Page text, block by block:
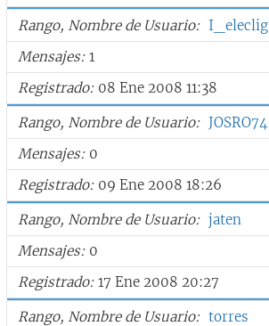
Rango, Nombre de Usuario
I_eleclig
Mensajes 1
Registrado 08 Ene 2008 11:38
Rango, Nombre de Usuario
JOSRO74
Mensajes 0
Registrado 09 Ene 2008 18:26
Rango, Nombre de Usuario
jaten
Mensajes 0
Registrado 17 Ene 2008 20:27
Rango, Nombre de Usuario
torres